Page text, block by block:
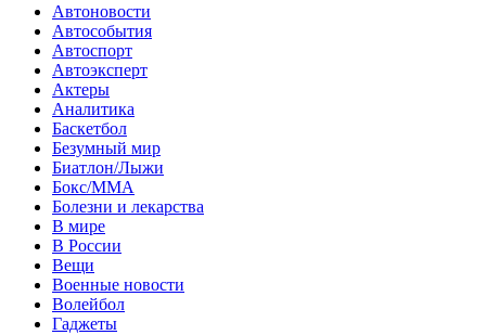
Автоновости
Автособытия
Автоспорт
Автоэксперт
Актеры
Аналитика
Баскетбол
Безумный мир
Биатлон/Лыжи
Бокс/MMA
Болезни и лекарства
В мире
В России
Вещи
Военные новости
Волейбол
Гаджеты